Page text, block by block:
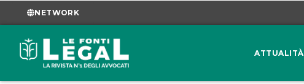
NETWORK
ATTUALITÀ